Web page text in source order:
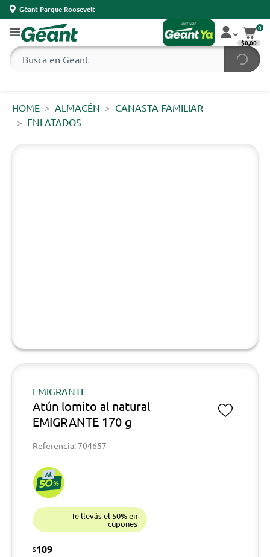
Géant Parque Roosevelt
0
$0,00
HOME ALMACÉN
CANASTA FAMILIAR
ENLATADOS
EMIGRANTE
Atún lomito al natural
EMIGRANTE 170 g
Referencia: 704657
Te llevás el 50% en
cupones
$109